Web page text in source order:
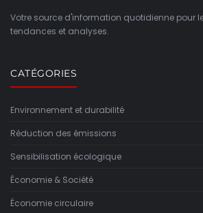
Votre source d'information quotidienne pour
tendances et analyses.
CATÉGORIES
Environnement et durabilité
Réduction des émissions
Sensibilisation écologique
Économie & Société
Économie circulaire